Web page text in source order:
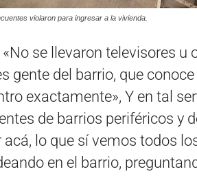
violaron para ingresar a la vivienda.
se llevaron televisores u
gente del barrio, que
exactamente», Y en tal
de barrios periféricos y
acá, lo que sí vemos todos
en el barrio,